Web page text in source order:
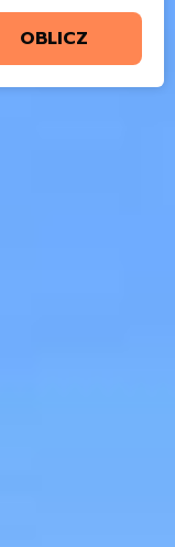
OBLICZ